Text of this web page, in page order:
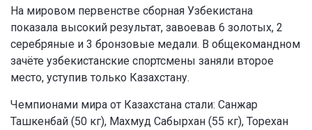
На мировом первенстве сборная Узбекистана
показала высокий результат, завоевав 6 золотых, 2
серебряные и 3 бронзовые медали. В общекомандном
зачёте узбекистанские спортсмены заняли второе
место, уступив только Казахстану.
Чемпионами мира от Казахстана стали: Санжар
Ташкенбай (50 кг), Махмуд Сабырхан (55 кг), Торехан